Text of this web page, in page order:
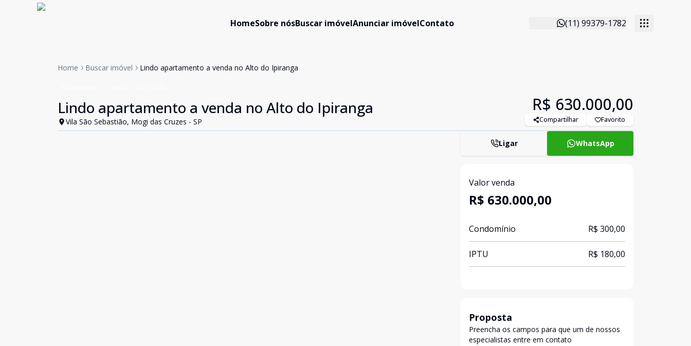
HomeSobre nósBuscar imóvelAnunciar imóvelContato (11) 99379-1782
Home Buscar imóvel Lindo apartamento a venda no Alto do Ipiranga
Lindo apartamento a venda no Alto do Ipiranga
Vila São Sebastião, Mogi das Cruzes - SP
R$ 630.000,00
Compartilhar Favorito
Ligar WhatsApp
Valor venda
R$ 630.000,00
Condomínio R$ 300,00
IPTU R$ 180,00
Proposta
Preencha os campos para que um de nossos
especialistas entre em contato